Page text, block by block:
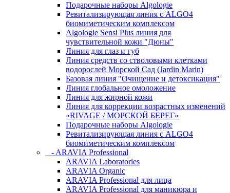
Подарочные наборы Algologie
Ревитализирующая линия с ALGO4
биомиметическим комплексом
Algologie Sensi Plus линия для
чувcтвительной кожи "Дюны"
Линия для глаз и губ
Линия средств со стволовыми клетками
водорослей Морской Сад (Jardin Marin)
Базовая линия "Очищение и детоксикация"
Линия глобальное омоложение
Линия для жирной кожи
Линия для коррекции возрастных изменений
«RIVAGE / МОРСКОЙ БЕРЕГ»
Подарочные наборы Algologie
Ревитализирующая линия с ALGO4
биомиметическим комплексом
- ARAVIA Professional
ARAVIA Laboratories
ARAVIA Organic
ARAVIA Professional для лица
ARAVIA Professional для маникюра и